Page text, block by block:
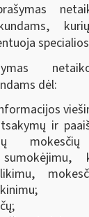
dėl:
ir
mokesčių
sumokėjimu,